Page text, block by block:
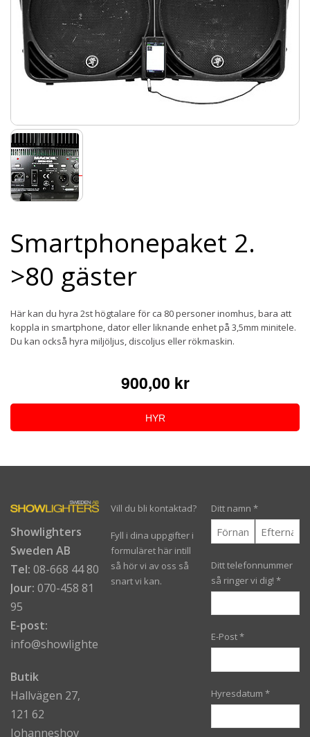
Smartphonepaket 2.
>80 gäster
Här kan du hyra 2st högtalare för ca 80 personer inomhus, bara att
koppla in smartphone, dator eller liknande enhet på 3,5mm minitele.
Du kan också hyra miljöljus, discoljus eller rökmaskin.
900,00 kr
HYR
Showlighters
Sweden AB
Tel: 08-668 44 80
Jour: 070-458 81
95
E-post:
info@showlighters.se
Butik
Hallvägen 27,
121 62
Johanneshov
Vill du bli kontaktad?
Fyll i dina uppgifter i
formuläret här intill
så hör vi av oss så
snart vi kan.
Ditt namn *
Ditt telefonnummer
så ringer vi dig! *
E-Post*
Hyresdatum *